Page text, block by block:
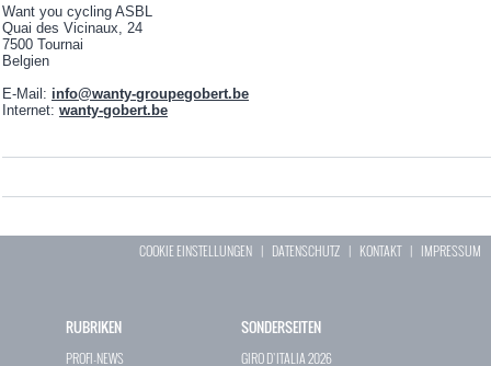
Want you cycling ASBL
Quai des Vicinaux, 24
7500 Tournai
Belgien
E-Mail: info@wanty-groupegobert.be
Internet: wanty-gobert.be
COOKIE EINSTELLUNGEN | DATENSCHUTZ | KONTAKT| IMPRESSUM
RUBRIKEN
PROFI-NEWS
SONDERSEITEN
GIRO D`ITALIA 2026